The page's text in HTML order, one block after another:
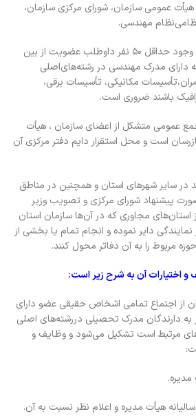
عمومی سازمان، شورای مرکزی سازمان،
مهندسی.
برای تشکیل سازمان استان وجود حداقل ۵۰ نفر داوطلب عضویت از بین
دارای مدرک مهندسی در رشته‌های‌اصلی
مکانیکی، تأسیسات برقی،
باشند ضروری است.
عمومی متشکل از اعضای سازمان ، هیأت
است و محل استقرار دایم دفتر مرکزی آن
در سایر شهرهای استان و همچنین در مناطق
پیشنهاد شورای ‌مرکزی و تصویب وزیر
مجاوری که در آن‌ها سازمان استان
دایر نموده و انجام تمام یا بخشی از
مربوط را به آن دفاتر محول کنند.
اختیارات آن به شرح زیر است:
از اجتماع تمامی اشخاص حقیقی عضو دارای
دارندگان مدرک تحصیلی دررشته‌های اصلی
مرتبط است تشکیل می‌شود و وظایف و
هیأت مدیره و اعلام نظر نسبت به آن.